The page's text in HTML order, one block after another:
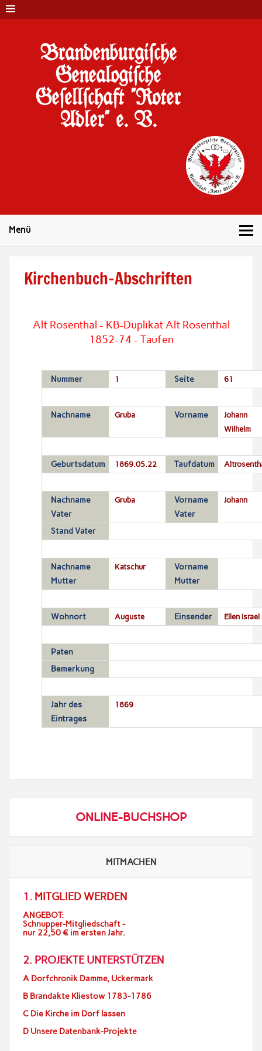
Brandenburgi#che
Genealogi#che
Ge#ell#chaft "Roter
Adler" e. V.
Menü
Kirchenbuch-Abschriften
Alt Rosenthal - KB-Duplikat Alt Rosenthal
1852-74 - Taufen
Nummer 1 Seite 61
Nachname Gruba Vorname
Johann
Wilhelm
Geburtsdatum 1869.05.22 Taufdatum
Nachname
Vater
Gruba
Vorname
Vater
Johann
Stand Vater
Nachname
Mutter
Katschur
Vorname
Mutter
Wohnort Auguste Einsender Ellen Israel
Paten
Bemerkung
Jahr des
Eintrages
1869
ONLINE-BUCHSHOP
MITMACHEN
1. MITGLIED WERDEN
ANGEBOT:
Schnupper-Mitgliedschaft -
nur 22,50 € im ersten Jahr.
2. PROJEKTE UNTERSTÜTZEN
A Dorfchronik Damme, Uckermark
B Brandakte Kliestow 1783-1786
C Die Kirche im Dorf lassen
D Unsere Datenbank-Projekte